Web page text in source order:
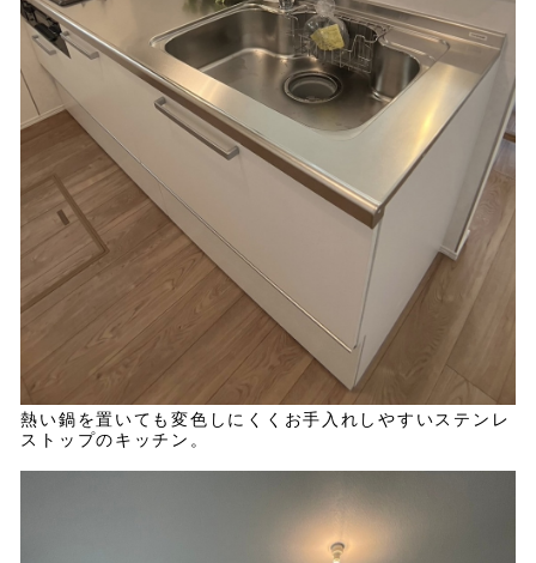
熱い鍋を置いても変色しにくくお手入れしやすいステンレ
ストップのキッチン。